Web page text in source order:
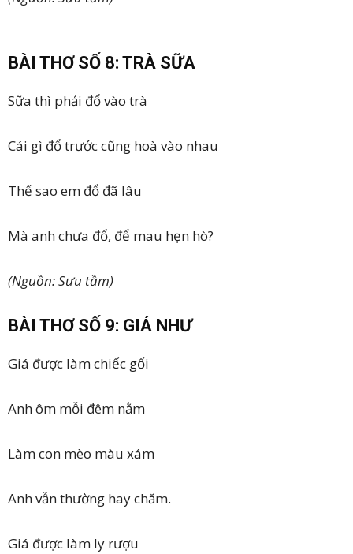
BÀI THƠ SỐ 8: TRÀ SỮA
Sữa thì phải đổ vào trà
Cái gì đổ trước cũng hoà vào nhau
Thế sao em đổ đã lâu
Mà anh chưa đổ, để mau hẹn hò?
(Nguồn: Sưu tầm)
BÀI THƠ SỐ 9: GIÁ NHƯ
Giá được làm chiếc gối
Anh ôm mỗi đêm nằm
Làm con mèo màu xám
Anh vẫn thường hay chăm.
Giá được làm ly rượu